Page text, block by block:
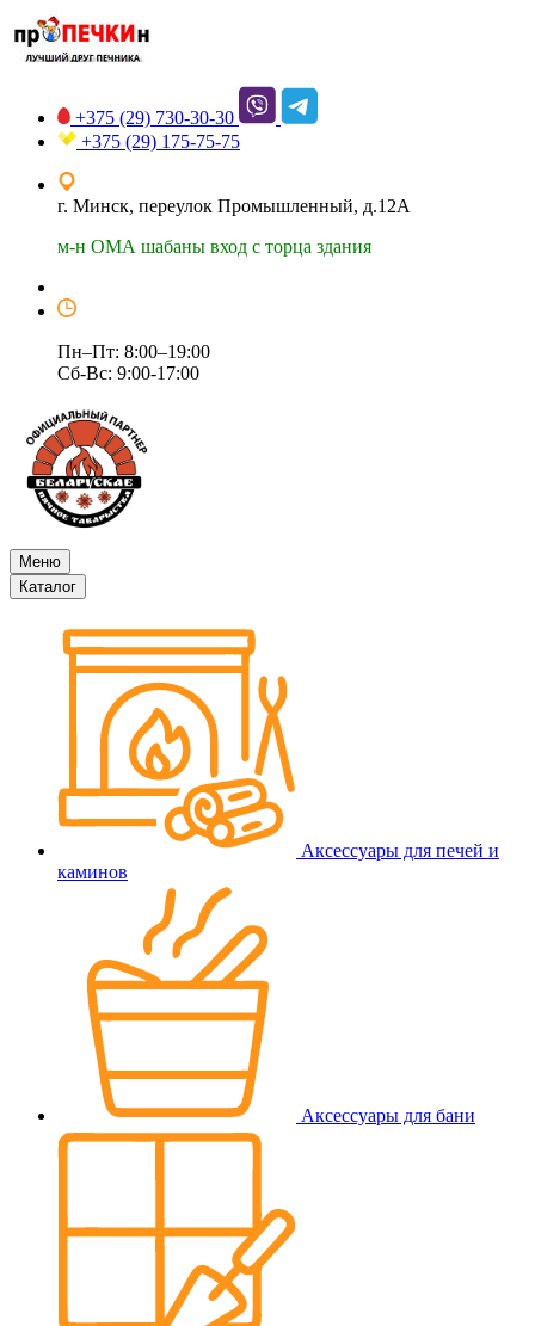
+375 (29) 730-30-30
+375 (29) 175-75-75
г. Минск, переулок Промышленный, д.12А
м-н ОМА шабаны вход с торца здания
Пн–Пт: 8:00–19:00
Сб-Вс: 9:00-17:00
Меню
Каталог
Аксессуары для печей и
каминов
Аксессуары для бани